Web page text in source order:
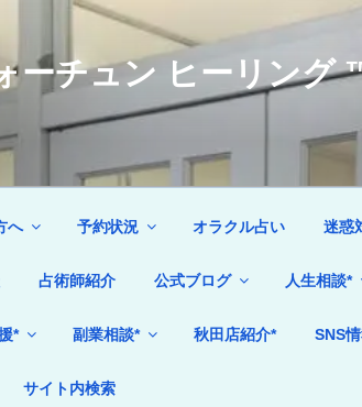
ーチュン ヒーリング
へ 予約状況 オラクル占い 迷惑
占術師紹介 公式ブログ 人生相談*
* 副業相談* 秋田店紹介* SNS
サイト内検索